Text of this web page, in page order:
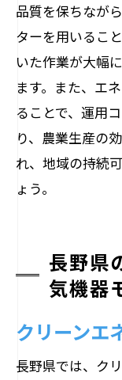
品質を保ちなが
ターを用いるこ
いた作業が大幅
ます。また、エ
ることで、運用
り、農業生産の
れ、地域の持続
ょう。
長野県
気機器
クリーンエ
長野県では、ク